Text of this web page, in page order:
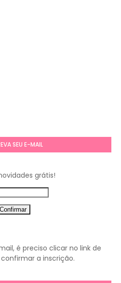
SEU E-MAIL
grátis!
é preciso clicar no link de
a inscrição.